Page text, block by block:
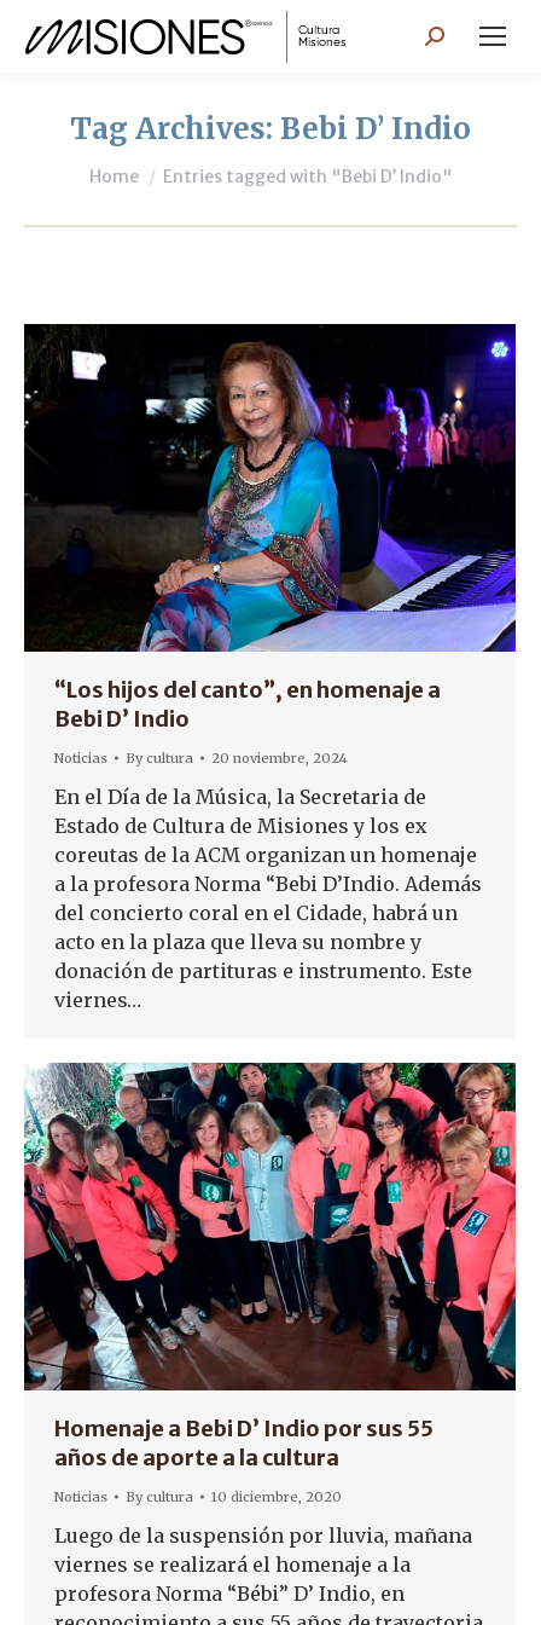
Search:
Tag Archives: Bebi D’ Indio
You are here:
Home Entries tagged with "Bebi D’ Indio"
“Los hijos del canto”, en homenaje a
Bebi D’ Indio
Noticias Bycultura 20 noviembre, 2024
En el Día de la Música, la Secretaria de
Estado de Cultura de Misiones y los ex
coreutas de la ACM organizan un homenaje
a la profesora Norma “Bebi D’Indio. Además
del concierto coral en el Cidade, habrá un
acto en la plaza que lleva su nombre y
donación de partituras e instrumento. Este
viernes…
Homenaje a Bebi D’ Indio por sus 55
años de aporte a la cultura
Noticias Bycultura 10 diciembre, 2020
Luego de la suspensión por lluvia, mañana
viernes se realizará el homenaje a la
profesora Norma “Bébi” D’ Indio, en